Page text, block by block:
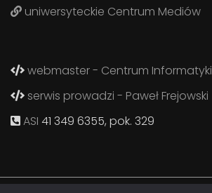
uniwersyteckie Centrum Mediów
webmaster - Centrum Informatyki
serwis prowadzi - Paweł Frejowski
ASI 41 349 6355, pok. 329